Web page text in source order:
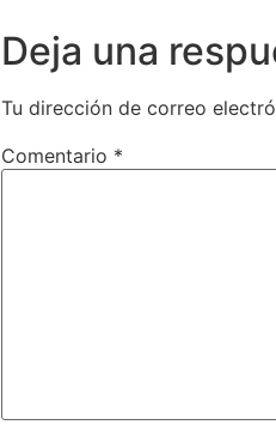
Deja una
Tu dirección de correo
Comentario *